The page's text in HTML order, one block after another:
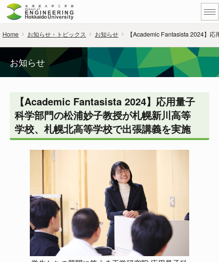
Home お知らせ・トピックス お知らせ 【Academic Fantasista 2024】
お知らせ
【Academic Fantasista 2024】応用量子
科学部門の松浦妙子教授が札幌新川高等
学校、札幌北高等学校で出張講義を実施